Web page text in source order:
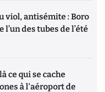
viol, antisémite : Boro
des tubes de l’été
ce qui se cache
à l'aéroport de